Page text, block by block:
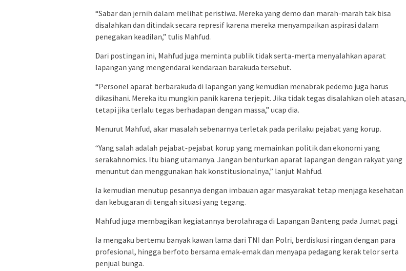
“Sabar dan jernih dalam melihat peristiwa. Mereka yang demo dan marah-marah tak bisa
disalahkan dan ditindak secara represif karena mereka menyampaikan aspirasi dalam
penegakan keadilan,” tulis Mahfud.
Dari postingan ini, Mahfud juga meminta publik tidak serta-merta menyalahkan aparat
lapangan yang mengendarai kendaraan barakuda tersebut.
“Personel aparat berbarakuda di lapangan yang kemudian menabrak pedemo juga harus
dikasihani. Mereka itu mungkin panik karena terjepit. Jika tidak tegas disalahkan oleh atasan,
tetapi jika terlalu tegas berhadapan dengan massa,” ucap dia.
Menurut Mahfud, akar masalah sebenarnya terletak pada perilaku pejabat yang korup.
“Yang salah adalah pejabat-pejabat korup yang memainkan politik dan ekonomi yang
serakahnomics. Itu biang utamanya. Jangan benturkan aparat lapangan dengan rakyat yang
menuntut dan menggunakan hak konstitusionalnya,” lanjut Mahfud.
Ia kemudian menutup pesannya dengan imbauan agar masyarakat tetap menjaga kesehatan
dan kebugaran di tengah situasi yang tegang.
Mahfud juga membagikan kegiatannya berolahraga di Lapangan Banteng pada Jumat pagi.
Ia mengaku bertemu banyak kawan lama dari TNI dan Polri, berdiskusi ringan dengan para
profesional, hingga berfoto bersama emak-emak dan menyapa pedagang kerak telor serta
penjual bunga.